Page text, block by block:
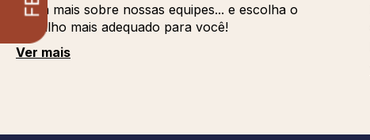
Saiba mais sobre nossas equipes... e escolha o
trabalho mais adequado para você!
Ver mais